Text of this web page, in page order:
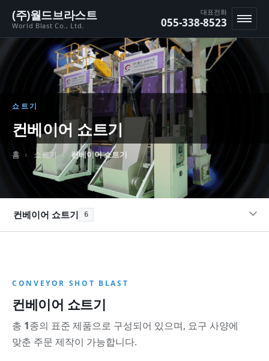
본문 바로가기
(주)월드브라스트
World Blast Co., Ltd. 메뉴
대표전화
055-338-8523
쇼트기
컨베이어 쇼트기
홈 쇼트기 컨베이어 쇼트기
컨베이어 쇼트기 6
CONVEYOR SHOT BLAST
컨베이어 쇼트기
총 1종의 표준 제품으로 구성되어 있으며, 요구 사양에
맞춘 주문 제작이 가능합니다.